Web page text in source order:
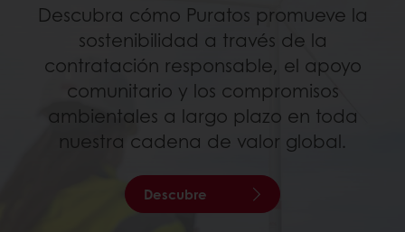
Descubra cómo Puratos promueve la
sostenibilidad a través de la
contratación responsable, el apoyo
comunitario y los compromisos
ambientales a largo plazo en toda
nuestra cadena de valor global.
Descubre